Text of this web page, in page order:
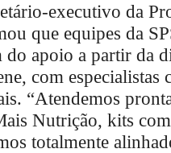
executivo da
que equipes da
do apoio a partir da
com especialistas
“Atendemos
Nutrição, kits
totalmente